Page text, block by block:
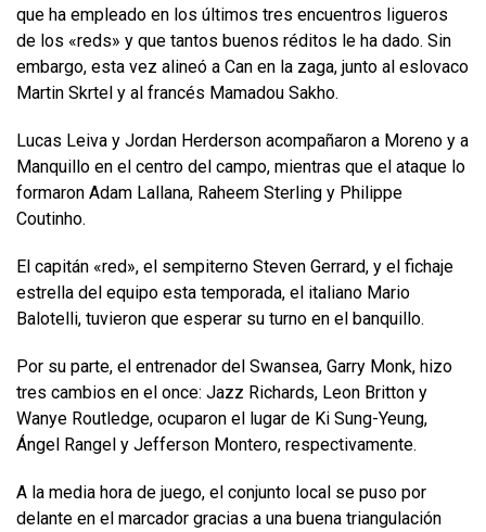
que ha empleado en los últimos tres encuentros ligueros
de los «reds» y que tantos buenos réditos le ha dado. Sin
embargo, esta vez alineó a Can en la zaga, junto al eslovaco
Martin Skrtel y al francés Mamadou Sakho.
Lucas Leiva y Jordan Herderson acompañaron a Moreno y a
Manquillo en el centro del campo, mientras que el ataque lo
formaron Adam Lallana, Raheem Sterling y Philippe
Coutinho.
El capitán «red», el sempiterno Steven Gerrard, y el fichaje
estrella del equipo esta temporada, el italiano Mario
Balotelli, tuvieron que esperar su turno en el banquillo.
Por su parte, el entrenador del Swansea, Garry Monk, hizo
tres cambios en el once: Jazz Richards, Leon Britton y
Wanye Routledge, ocuparon el lugar de Ki Sung-Yeung,
Ángel Rangel y Jefferson Montero, respectivamente.
A la media hora de juego, el conjunto local se puso por
delante en el marcador gracias a una buena triangulación